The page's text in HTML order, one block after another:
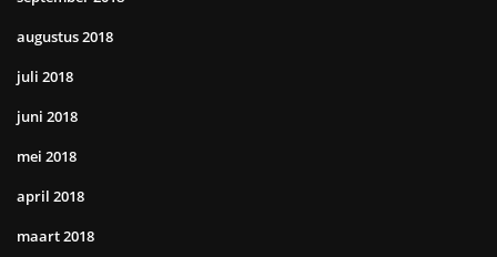
augustus 2018
juli 2018
juni 2018
mei 2018
april 2018
maart 2018